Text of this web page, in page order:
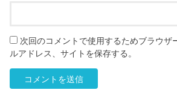
次回のコメントで使用するためブラウザ
ルアドレス、サイトを保存する。